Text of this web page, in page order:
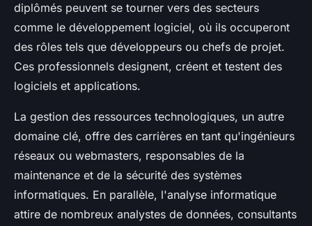
diplômés peuvent se tourner vers des secteurs
comme le développement logiciel, où ils occuperont
des rôles tels que développeurs ou chefs de projet.
Ces professionnels designent, créent et testent des
logiciels et applications.
La gestion des ressources technologiques, un autre
domaine clé, offre des carrières en tant qu'ingénieurs
réseaux ou webmasters, responsables de la
maintenance et de la sécurité des systèmes
informatiques. En parallèle, l'analyse informatique
attire de nombreux analystes de données, consultants